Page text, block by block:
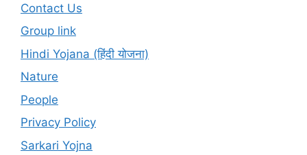
Contact Us
Group link
Hindi Yojana (हिंदी योजना)
Nature
People
Privacy Policy
Sarkari Yojna